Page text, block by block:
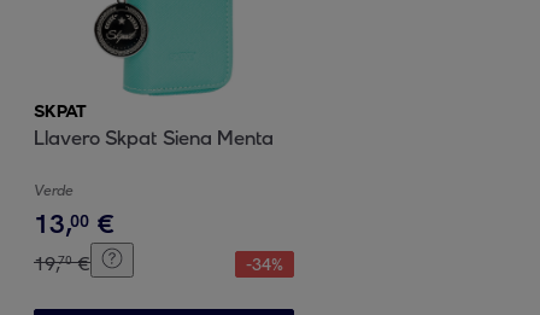
SKPAT
Llavero Skpat Siena Menta
Verde
13,00 €
19,70 € -34%